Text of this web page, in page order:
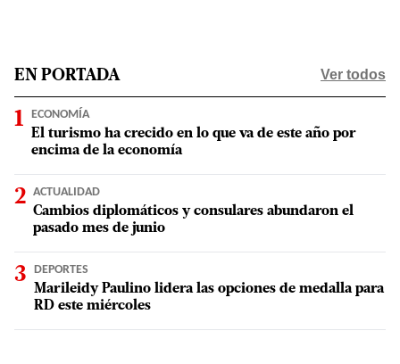
EN PORTADA Ver todos
ECONOMÍA
El turismo ha crecido en lo que va de este año por
encima de la economía
ACTUALIDAD
Cambios diplomáticos y consulares abundaron el
pasado mes de junio
DEPORTES
Marileidy Paulino lidera las opciones de medalla para
RD este miércoles